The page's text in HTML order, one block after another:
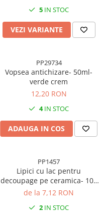
5 IN STOC
VEZI VARIANTE
PP29734
Vopsea antichizare- 50ml-
verde crem
12,20 RON
4IN STOC
ADAUGA IN COS
PP1457
Lipici cu lac pentru
decoupage pe ceramica- 100
ml
de la 7,12 RON
2 IN STOC